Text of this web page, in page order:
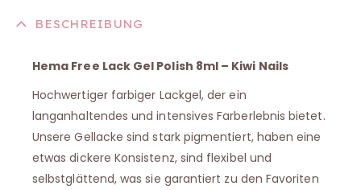
BESCHREIBUNG
Hema Free Lack Gel Polish 8ml – Kiwi Nails
Hochwertiger farbiger Lackgel, der ein
langanhaltendes und intensives Farberlebnis bietet.
Unsere Gellacke sind stark pigmentiert, haben eine
etwas dickere Konsistenz, sind flexibel und
selbstglättend, was sie garantiert zu den Favoriten